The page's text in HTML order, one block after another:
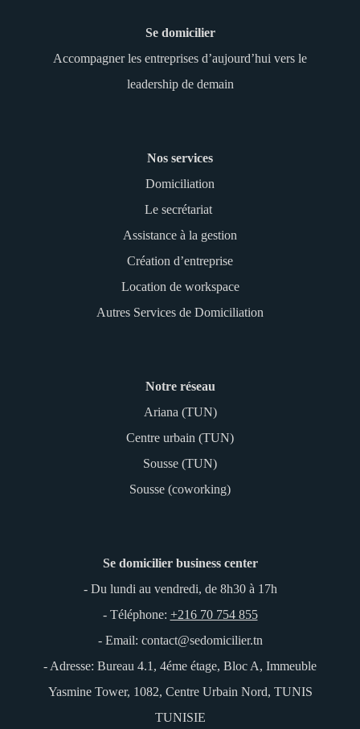
Se domicilier
Accompagner les entreprises d’aujourd’hui vers le
leadership de demain
Nos services
Domiciliation
Le secrétariat
Assistance à la gestion
Création d’entreprise
Location de workspace
Autres Services de Domiciliation
Notre réseau
Ariana (TUN)
Centre urbain (TUN)
Sousse (TUN)
Sousse (coworking)
Se domicilier business center
- Du lundi au vendredi, de 8h30 à 17h
- Téléphone: +216 70 754 855
- Email: contact@sedomicilier.tn
- Adresse: Bureau 4.1, 4éme étage, Bloc A, Immeuble
Yasmine Tower, 1082, Centre Urbain Nord, TUNIS
TUNISIE